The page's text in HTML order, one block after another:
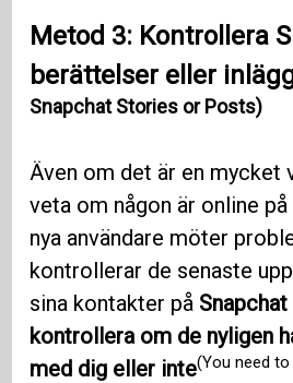
Metod 3: Kontrollera
berättelser eller
Snapchat Stories or Posts)
Även om det är en mycket
veta om någon är online på
nya användare möter
kontrollerar de senaste
sina kontakter på Snapchat
kontrollera om de nyligen
med dig eller inte(You need